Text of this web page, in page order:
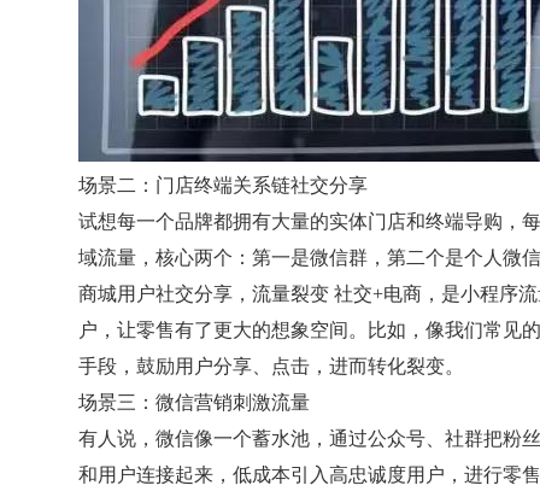
场景二：门店终端关系链社交分享
试想每一个品牌都拥有大量的实体门店和终端导购，
域流量，核心两个：第一是微信群，第二个是个人微
商城用户社交分享，流量裂变 社交+电商，是小程序
户，让零售有了更大的想象空间。比如，像我们常见
手段，鼓励用户分享、点击，进而转化裂变。
场景三：微信营销刺激流量
有人说，微信像一个蓄水池，通过公众号、社群把粉
和用户连接起来，低成本引入高忠诚度用户，进行零